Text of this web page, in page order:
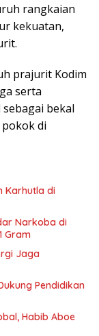
rangkaian
kekuatan,
prajurit Kodim
serta
bekal
di
Karhutla di
Narkoba di
Gram
Jaga
Pendidikan
Habib Aboe